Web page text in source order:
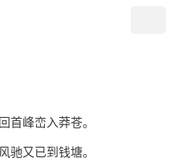
首峰峦入莽苍。
驰又已到钱塘。